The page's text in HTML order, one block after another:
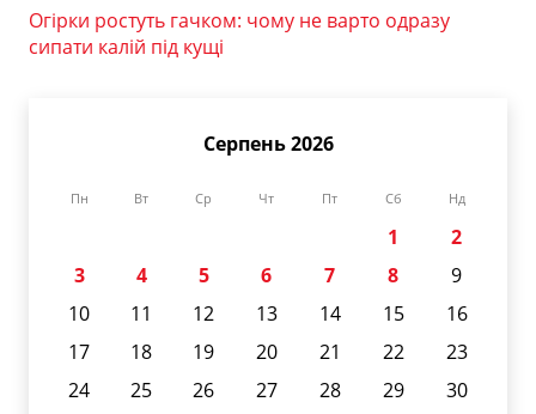
Огірки ростуть гачком: чому не варто одразу
сипати калій під кущі
Серпень 2026
Пн Вт Ср Чт Пт Сб Нд
1
2
3
4 5 6 7 8
9
10
11 12 13 14 15
16
17
18 19 20 21 22
23
24
25 26 27 28 29
30